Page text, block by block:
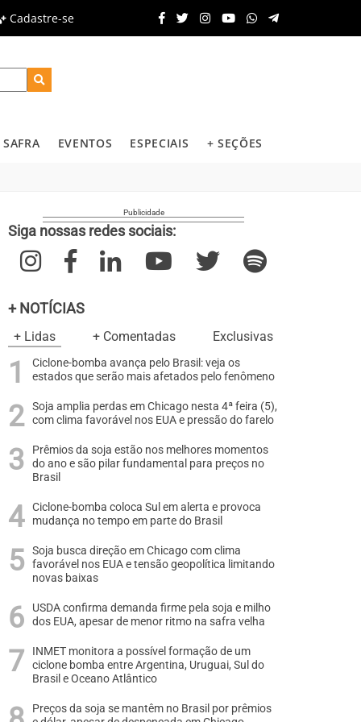
Cadastre-se
SAFRA EVENTOS ESPECIAIS + SEÇÕES
Siga nossas redes sociais:
+ NOTÍCIAS
+ Lidas + Comentadas Exclusivas
Ciclone-bomba avança pelo Brasil: veja os
estados que serão mais afetados pelo fenômeno
Soja amplia perdas em Chicago nesta 4ª feira (5),
com clima favorável nos EUA e pressão do farelo
Prêmios da soja estão nos melhores momentos
do ano e são pilar fundamental para preços no
Brasil
Ciclone-bomba coloca Sul em alerta e provoca
mudança no tempo em parte do Brasil
Soja busca direção em Chicago com clima
favorável nos EUA e tensão geopolítica limitando
novas baixas
USDA confirma demanda firme pela soja e milho
dos EUA, apesar de menor ritmo na safra velha
INMET monitora a possível formação de um
ciclone bomba entre Argentina, Uruguai, Sul do
Brasil e Oceano Atlântico
Preços da soja se mantêm no Brasil por prêmios